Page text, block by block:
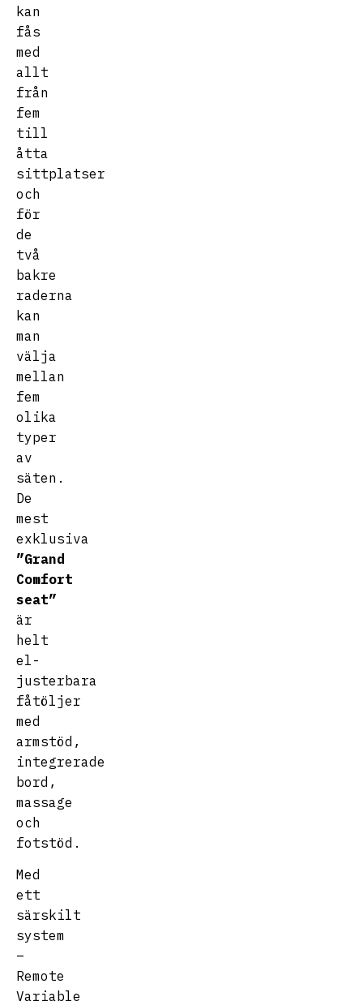
kan
fås
med
allt
från
fem
till
åtta
sittplatser
och
för
de
två
bakre
raderna
kan
man
välja
mellan
fem
olika
typer
av
säten.
De
mest
exklusiva
”Grand
Comfort
seat”
är
helt
el-
justerbara
fåtöljer
med
armstöd,
integrerade
bord,
massage
och
fotstöd.
Med
ett
särskilt
system
–
Remote
Variable